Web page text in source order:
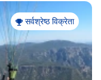
सर्वश्रेष्ठ विक्रेता